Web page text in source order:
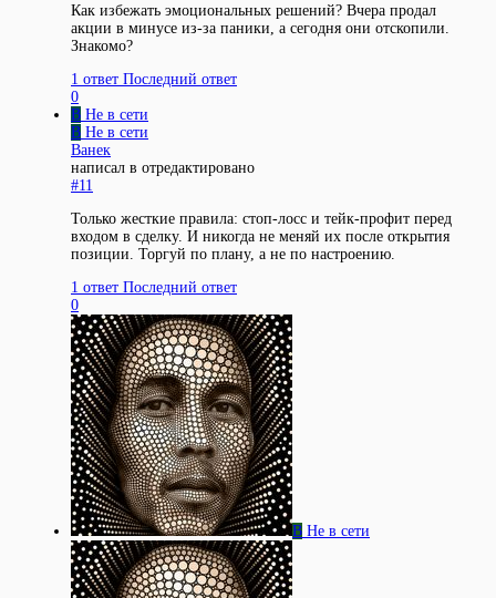
Как избежать эмоциональных решений? Вчера продал
акции в минусе из-за паники, а сегодня они отскопили.
Знакомо?
1 ответ Последний ответ
0
В Не в сети
В Не в сети
Ванек
написал в отредактировано
#11
Только жесткие правила: стоп-лосс и тейк-профит перед
входом в сделку. И никогда не меняй их после открытия
позиции. Торгуй по плану, а не по настроению.
1 ответ Последний ответ
0
В Не в сети